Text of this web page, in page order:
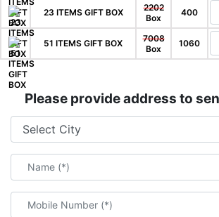
23 ITEMS GIFT BOX
2202
Box
400
51 ITEMS GIFT BOX
7008
Box
1060
Please provide address to
Name (*)
Mobile Number (*)